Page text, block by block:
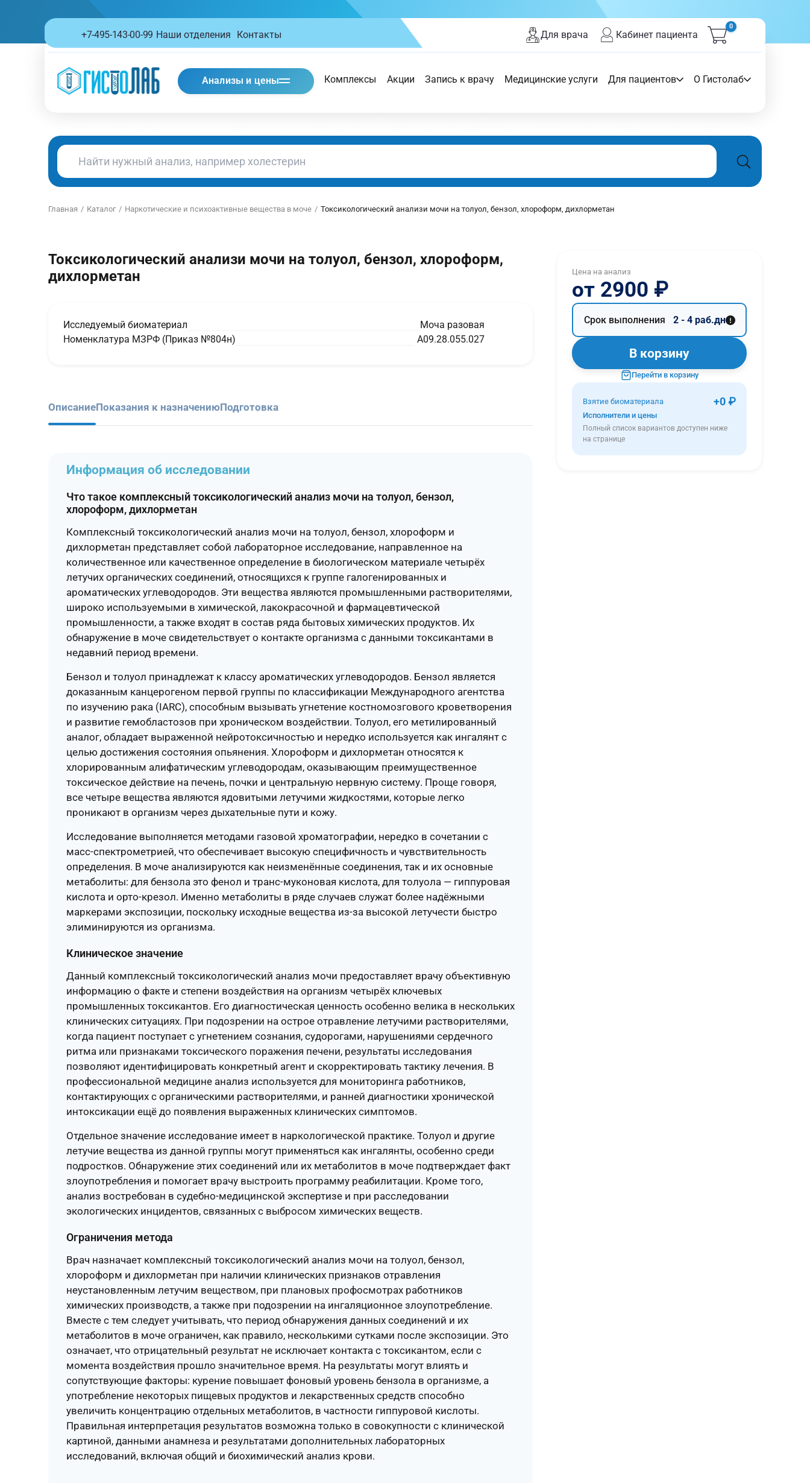
+7-495-143-00-99 Наши отделения Контакты Для врача Кабинет пациента
0
Анализы и цены Комплексы Акции Запись к врачу Медицинские услуги Для пациентов О Гистолаб
Поиск анализов
Главная Каталог Наркотические и психоактивные вещества в моче Токсикологический анализи мочи на толуол, бензол, хлороформ, дихлорметан
Токсикологический анализи мочи на толуол, бензол, хлороформ,
дихлорметан
Исследуемый биоматериал
Моча разовая
Номенклатура МЗРФ (Приказ №804н)
A09.28.055.027
ОписаниеПоказания к назначениюПодготовка
Информация об исследовании
Что такое комплексный токсикологический анализ мочи на толуол, бензол,
хлороформ, дихлорметан
Комплексный токсикологический анализ мочи на толуол, бензол, хлороформ и
дихлорметан представляет собой лабораторное исследование, направленное на
количественное или качественное определение в биологическом материале четырёх
летучих органических соединений, относящихся к группе галогенированных и
ароматических углеводородов. Эти вещества являются промышленными растворителями,
широко используемыми в химической, лакокрасочной и фармацевтической
промышленности, а также входят в состав ряда бытовых химических продуктов. Их
обнаружение в моче свидетельствует о контакте организма с данными токсикантами в
недавний период времени.
Бензол и толуол принадлежат к классу ароматических углеводородов. Бензол является
доказанным канцерогеном первой группы по классификации Международного агентства
по изучению рака (IARC), способным вызывать угнетение костномозгового кроветворения
и развитие гемобластозов при хроническом воздействии. Толуол, его метилированный
аналог, обладает выраженной нейротоксичностью и нередко используется как ингалянт с
целью достижения состояния опьянения. Хлороформ и дихлорметан относятся к
хлорированным алифатическим углеводородам, оказывающим преимущественное
токсическое действие на печень, почки и центральную нервную систему. Проще говоря,
все четыре вещества являются ядовитыми летучими жидкостями, которые легко
проникают в организм через дыхательные пути и кожу.
Исследование выполняется методами газовой хроматографии, нередко в сочетании с
масс-спектрометрией, что обеспечивает высокую специфичность и чувствительность
определения. В моче анализируются как неизменённые соединения, так и их основные
метаболиты: для бензола это фенол и транс-муконовая кислота, для толуола — гиппуровая
кислота и орто-крезол. Именно метаболиты в ряде случаев служат более надёжными
маркерами экспозиции, поскольку исходные вещества из-за высокой летучести быстро
элиминируются из организма.
Клиническое значение
Данный комплексный токсикологический анализ мочи предоставляет врачу объективную
информацию о факте и степени воздействия на организм четырёх ключевых
промышленных токсикантов. Его диагностическая ценность особенно велика в нескольких
клинических ситуациях. При подозрении на острое отравление летучими растворителями,
когда пациент поступает с угнетением сознания, судорогами, нарушениями сердечного
ритма или признаками токсического поражения печени, результаты исследования
позволяют идентифицировать конкретный агент и скорректировать тактику лечения. В
профессиональной медицине анализ используется для мониторинга работников,
контактирующих с органическими растворителями, и ранней диагностики хронической
интоксикации ещё до появления выраженных клинических симптомов.
Отдельное значение исследование имеет в наркологической практике. Толуол и другие
летучие вещества из данной группы могут применяться как ингалянты, особенно среди
подростков. Обнаружение этих соединений или их метаболитов в моче подтверждает факт
злоупотребления и помогает врачу выстроить программу реабилитации. Кроме того,
анализ востребован в судебно-медицинской экспертизе и при расследовании
экологических инцидентов, связанных с выбросом химических веществ.
Ограничения метода
Врач назначает комплексный токсикологический анализ мочи на толуол, бензол,
хлороформ и дихлорметан при наличии клинических признаков отравления
неустановленным летучим веществом, при плановых профосмотрах работников
химических производств, а также при подозрении на ингаляционное злоупотребление.
Вместе с тем следует учитывать, что период обнаружения данных соединений и их
метаболитов в моче ограничен, как правило, несколькими сутками после экспозиции. Это
означает, что отрицательный результат не исключает контакта с токсикантом, если с
момента воздействия прошло значительное время. На результаты могут влиять и
сопутствующие факторы: курение повышает фоновый уровень бензола в организме, а
употребление некоторых пищевых продуктов и лекарственных средств способно
увеличить концентрацию отдельных метаболитов, в частности гиппуровой кислоты.
Правильная интерпретация результатов возможна только в совокупности с клинической
картиной, данными анамнеза и результатами дополнительных лабораторных
исследований, включая общий и биохимический анализ крови.
Цена на анализ
от 2900 ₽
Срок выполнения 2 - 4 раб.дн
В корзину
Перейти в корзину
Взятие биоматериала +0 ₽
Исполнители и цены
Полный список вариантов доступен ниже
на странице